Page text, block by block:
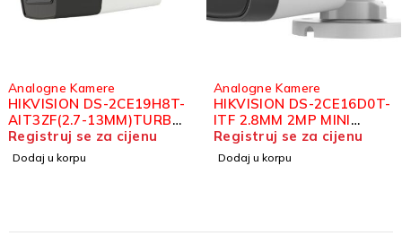
Analogne Kamere
HIKVISION DS-2CE19H8T-
AIT3ZF(2.7-13MM)TURBO
HD BULLET KAMERA 5MP
Registruj se za cijenu
Dodaj u korpu
Analogne Kamere
HIKVISION DS-2CE16D0T-
ITF 2.8MM 2MP MINI
BULET KAMERA
Registruj se za cijenu
Dodaj u korpu